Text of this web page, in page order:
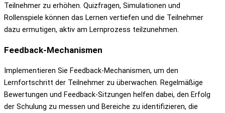
Teilnehmer zu erhöhen. Quizfragen, Simulationen und
Rollenspiele können das Lernen vertiefen und die Teilnehmer
dazu ermutigen, aktiv am Lernprozess teilzunehmen.
Feedback-Mechanismen
Implementieren Sie Feedback-Mechanismen, um den
Lernfortschritt der Teilnehmer zu überwachen. Regelmäßige
Bewertungen und Feedback-Sitzungen helfen dabei, den Erfolg
der Schulung zu messen und Bereiche zu identifizieren, die